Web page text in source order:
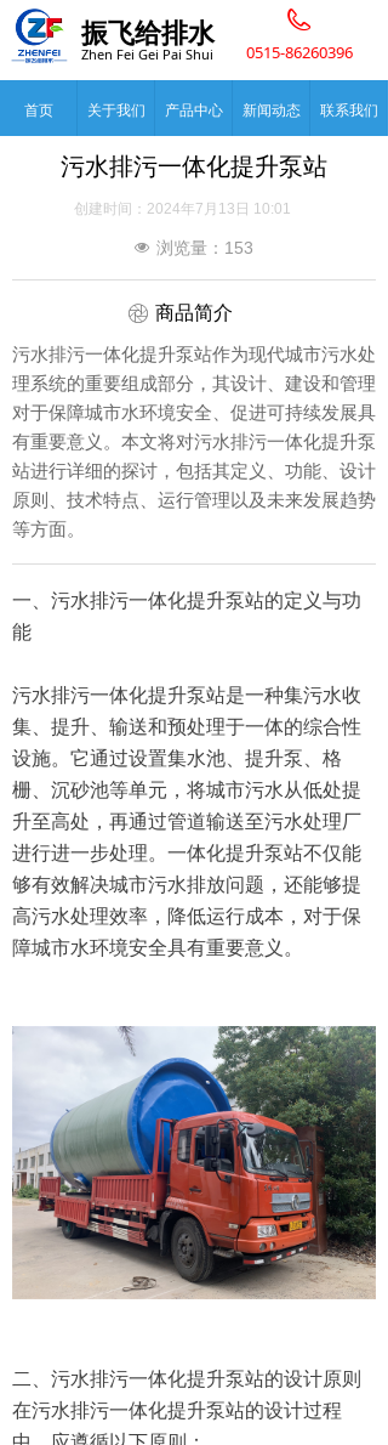
首页 关于我们 产品中心 新闻动态 联系我们
0515-86260396
振飞给排水
Zhen Fei Gei Pai Shui
污水排污一体化提升泵站
商品简介
创建时间： 2024年7月13日 10:01
​污水排污一体化提升泵站作为现代城市污水处
理系统的重要组成部分，其设计、建设和管理
对于保障城市水环境安全、促进可持续发展具
有重要意义。本文将对污水排污一体化提升泵
站进行详细的探讨，包括其定义、功能、设计
原则、技术特点、运行管理以及未来发展趋势
等方面。
一、污水排污一体化提升泵站的定义与功
能
污水排污一体化提升泵站是一种集污水收
集、提升、输送和预处理于一体的综合性
设施。它通过设置集水池、提升泵、格
栅、沉砂池等单元，将城市污水从低处提
升至高处，再通过管道输送至污水处理厂
进行进一步处理。一体化提升泵站不仅能
够有效解决城市污水排放问题，还能够提
高污水处理效率，降低运行成本，对于保
障城市水环境安全具有重要意义。
二、污水排污一体化提升泵站的设计原则
在污水排污一体化提升泵站的设计过程
ꁵ
넶 浏览量： 153